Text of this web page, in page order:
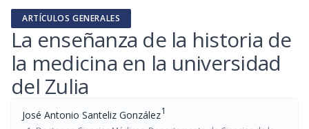
ARTÍCULOS GENERALES
La enseñanza de la historia de
la medicina en la universidad
del Zulia
José Antonio Santeliz González1